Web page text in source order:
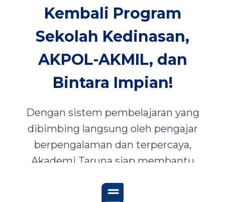
Kembali Program
Sekolah Kedinasan,
AKPOL-AKMIL, dan
Bintara Impian!
Dengan sistem pembelajaran yang
dibimbing langsung oleh pengajar
berpengalaman dan terpercaya,
Akademi Taruna siap membantu
mewujudkan impian menjadi Taruna,